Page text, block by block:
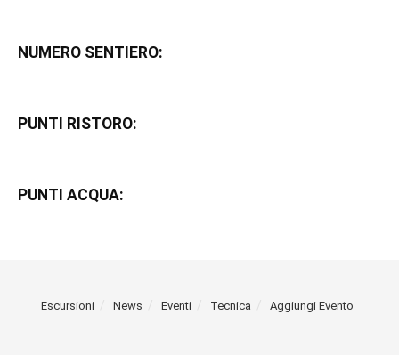
NUMERO SENTIERO:
PUNTI RISTORO:
PUNTI ACQUA:
Escursioni News Eventi Tecnica Aggiungi Evento